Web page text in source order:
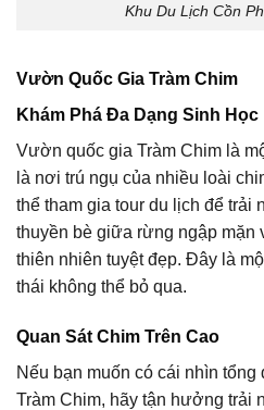
Khu Du Lịch Cồn
Vườn Quốc Gia Tràm Chim
Khám Phá Đa Dạng Sinh Học
Vườn quốc gia Tràm Chim là
là nơi trú ngụ của nhiều loài
thể tham gia tour du lịch để trải
thuyền bè giữa rừng ngập mặn
thiên nhiên tuyệt đẹp. Đây là
thái không thể bỏ qua.
Quan Sát Chim Trên Cao
Nếu bạn muốn có cái nhìn
Tràm Chim, hãy tận hưởng trải